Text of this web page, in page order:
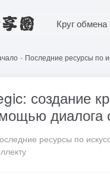
Круг
- Последние ресурсы по
создание
диалога
ресурсы по